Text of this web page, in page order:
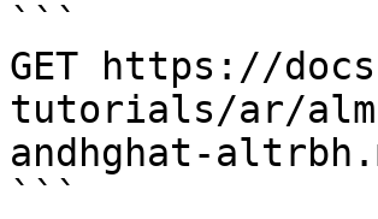
```
GET https://
tutorials/ar/alm-
andhghat-
```